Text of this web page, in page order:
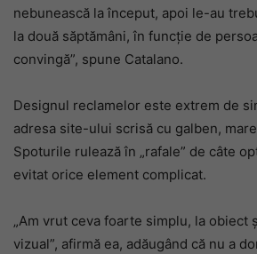
nebunească la început, apoi le-au
la două săptămâni, în funcție de
convingă”, spune Catalano.
Designul reclamelor este extrem de
adresa site-ului scrisă cu galben,
Spoturile rulează în „rafale” de câte
evitat orice element complicat.
„Am vrut ceva foarte simplu, la obiect
vizual”, afirmă ea, adăugând că nu a